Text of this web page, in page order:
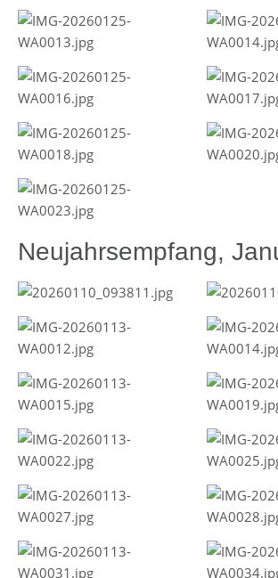
Neujahrsempfang,